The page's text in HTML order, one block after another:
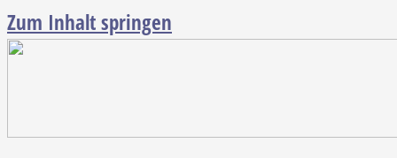
Zum Inhalt springen